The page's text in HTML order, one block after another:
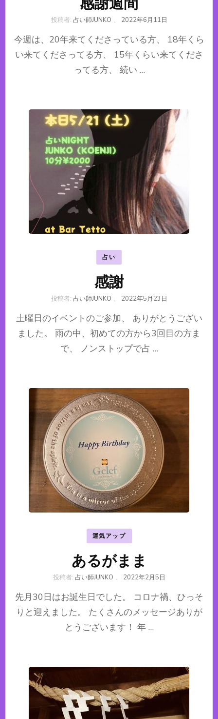
投稿者: 占い師JUNKO 、 2022年6月11日
今週は、20年来てくださっている方、 18年くら
い来てくださってる方、 15年くらい来てくださ
ってる方、 続い …
占い
感謝
投稿者: 占い師JUNKO 、 2022年5月23日
土曜日のイベントのご参加、 ありがとうござい
ました。 雨の中、初めての方から3回目の方ま
で、 ノンストップで占 …
運気アップ
あるがまま
投稿者: 占い師JUNKO 、 2022年2月5日
先月30日はお誕生日でした。 コロナ禍、ひっそ
りと迎えました。 たくさんのメッセージありが
とうございます！ 年 …